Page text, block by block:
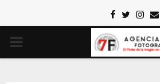
Facebook
Twitter
PRIMARY